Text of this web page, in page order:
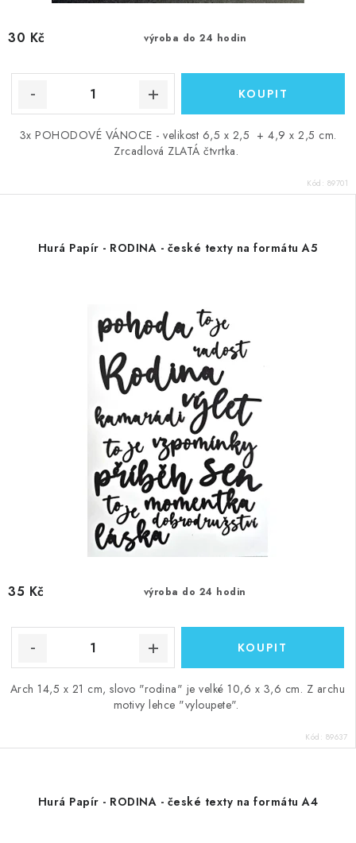
výroba do 24 hodin
30 Kč
3x POHODOVÉ VÁNOCE - velikost 6,5 x 2,5 + 4,9 x 2,5 cm.
Zrcadlová ZLATÁ čtvrtka.
Kód: 89701
Hurá Papír - RODINA - české texty na formátu A5
výroba do 24 hodin
35 Kč
Arch 14,5 x 21 cm, slovo "rodina" je velké 10,6 x 3,6 cm. Z archu
motivy lehce "vyloupete".
Kód: 89637
Hurá Papír - RODINA - české texty na formátu A4